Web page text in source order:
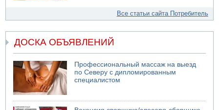
Все статьи сайта Потребитель
ДОСКА ОБЪЯВЛЕНИЙ
Профессиональный массаж на выезд
по Северу с дипломированным
специалистом